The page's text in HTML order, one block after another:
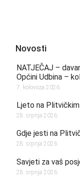
Novosti
NATJEČAJ –
Općini Udbina –
7. kolovoza 2026.
Ljeto na
28. srpnja 2026.
Gdje jesti na
28. srpnja 2026.
Savjeti za vaš
28. srpnja 2026.